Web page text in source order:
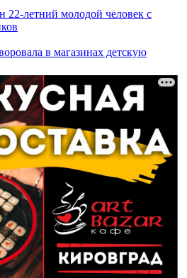
22-летний молодой человек с
в магазинах детскую